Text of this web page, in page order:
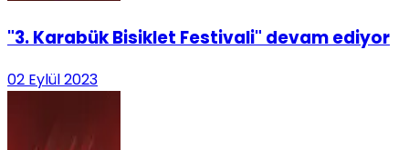
"3. Karabük Bisiklet Festivali" devam ediyor
02 Eylül 2023